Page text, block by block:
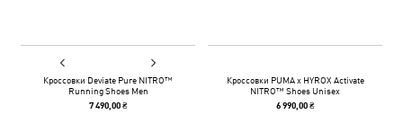
Кроссовки Deviate Pure NITRO™
Running Shoes Men
7 490,00 ₴
Кроссовки PUMA x HYROX Activate
NITRO™ Shoes Unisex
6 990,00 ₴